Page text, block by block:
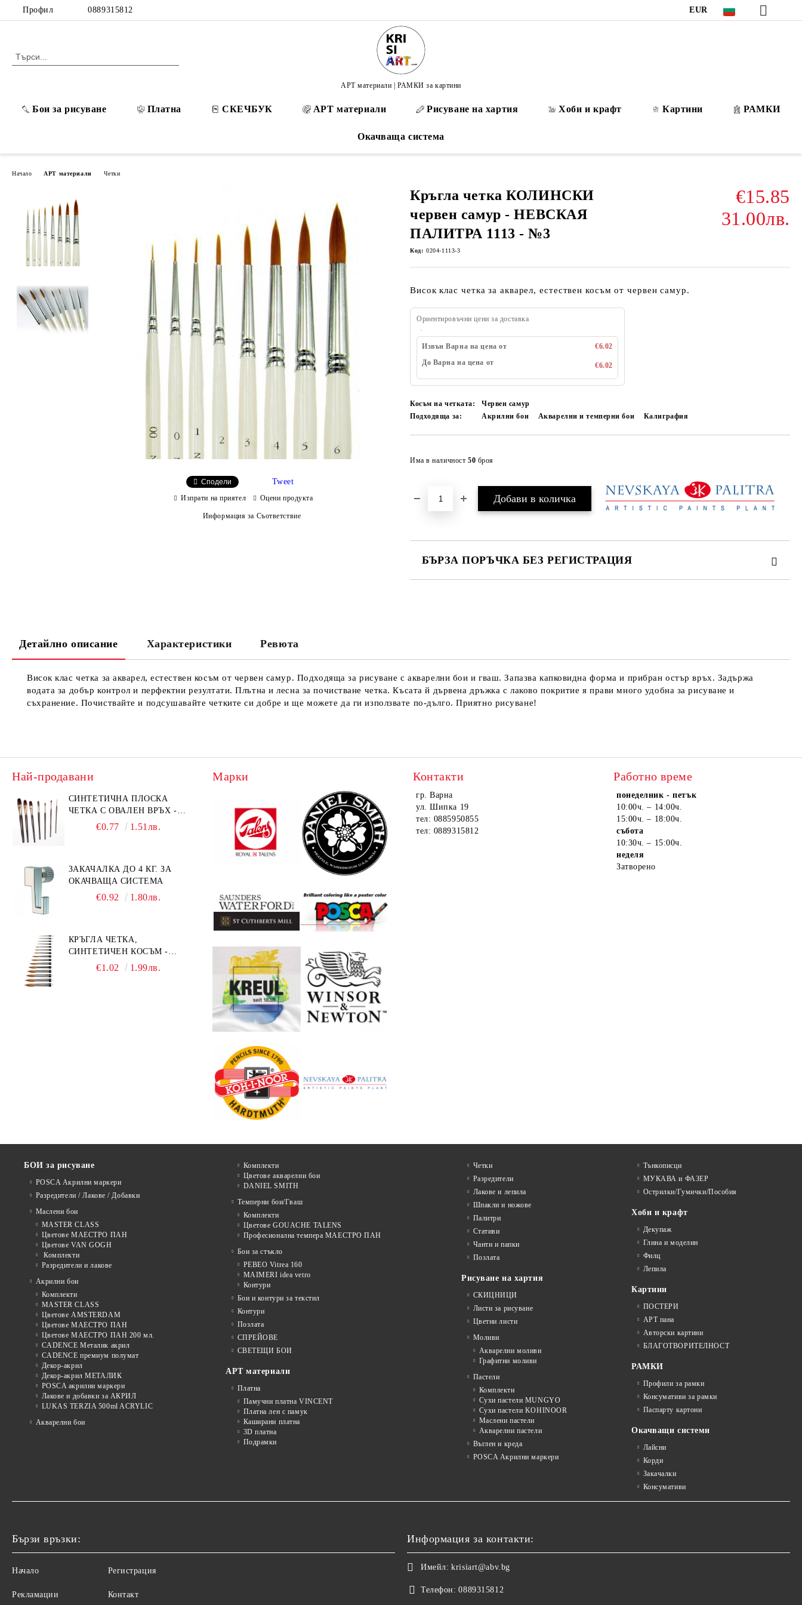
Профил 0889315812 EUR
АРТ материали | РАМКИ за картини
Бои за рисуване Платна СКЕЧБУК АРТ материали Рисуване на хартия Хоби и крафт Картини РАМКИ
Окачваща система
Начало АРТ материали Четки
Кръгла четка КОЛИНСКИ
червен самур - НЕВСКАЯ
ПАЛИТРА 1113 - №3
€15.85
31.00лв.
Код: 0204-1113-3
Висок клас четка за акварел, естествен косъм от червен самур.
Ориентировъчни цени за доставка
Извън Варна на цена от
€6.02
До Варна на цена от
€6.02
Косъм на четката:
Червен самур
Подходяща за:
Акрилни бои Акварелни и темперни бои Калиграфия
Има в наличност 50 броя
БЪРЗА ПОРЪЧКА БЕЗ РЕГИСТРАЦИЯ
Сподели Tweet
Изпрати на приятел Оцени продукта
Информация за Съответствие
Детайлно описание Характеристики Ревюта
Висок клас четка за акварел, естествен косъм от червен самур. Подходяща за рисуване с акварелни бои и гваш. Запазва капковидна форма и прибран остър връх. Задържа
водата за добър контрол и перфектни резултати. Плътна и лесна за почистване четка. Късата й дървена дръжка с лаково покритие я прави много удобна за рисуване и
съхранение. Почиствайте и подсушавайте четките си добре и ще можете да ги използвате по-дълго. Приятно рисуване!
Най-продавани
СИНТЕТИЧНА ПЛОСКА
ЧЕТКА С ОВАЛЕН ВРЪХ -
GIOCONDA 273 - №1/8
€0.77 1.51лв.
ЗАКАЧАЛКА ДО 4 КГ. ЗА
ОКАЧВАЩА СИСТЕМА
€0.92 1.80лв.
КРЪГЛА ЧЕТКА,
СИНТЕТИЧЕН КОСЪМ -
MILLENIUM 211 - №0
€1.02 1.99лв.
Марки Контакти
гр. Варна
ул. Шипка 19
тел: 0885950855
тел: 0889315812
Работно време
понеделник - петък
10:00ч. – 14:00ч.
15:00ч. – 18:00ч.
събота
10:30ч. – 15:00ч.
неделя
Затворено
БОИ за рисуване
POSCA Акрилни маркери
Разредители / Лакове / Добавки
Маслени бои
MASTER CLASS
Цветове МАЕСТРО ПАН
Цветове VAN GOGH
Комплекти
Разредители и лакове
Акрилни бои
Комплекти
MASTER CLASS
Цветове AMSTERDAM
Цветове МАЕСТРО ПАН
Цветове МАЕСТРО ПАН 200 мл.
CADENCE Металик акрил
CADENCE премиум полумат
Декор-акрил
Декор-акрил МЕТАЛИК
POSCA акрилни маркери
Лакове и добавки за АКРИЛ
LUKAS TERZIA 500ml ACRYLIC
Акварелни бои
Комплекти
Цветове акварелни бои
DANIEL SMITH
Темперни бои/Гваш
Комплекти
Цветове GOUACHE TALENS
Професионална темпера МАЕСТРО ПАН
Бои за стъкло
PEBEO Vitrea 160
MAIMERI idea vetro
Контури
Бои и контури за текстил
Контури
Позлата
СПРЕЙОВЕ
СВЕТЕЩИ БОИ
АРТ материали
Платна
Памучни платна VINCENT
Платна лен с памук
Каширани платна
3D платна
Подрамки
Четки
Разредители
Лакове и лепила
Шпакли и ножове
Палитри
Стативи
Чанти и папки
Позлата
Рисуване на хартия
СКИЦНИЦИ
Листи за рисуване
Цветни листи
Моливи
Акварелни моливи
Графитни моливи
Пастели
Комплекти
Сухи пастели MUNGYO
Сухи пастели KOHINOOR
Маслени пастели
Акварелни пастели
Въглен и креда
POSCA Акрилни маркери
Тънкописци
МУКАВА и ФАЗЕР
Острилки/Гумички/Пособия
Хоби и крафт
Декупаж
Глина и моделин
Филц
Лепила
Картини
ПОСТЕРИ
АРТ пана
Авторски картини
БЛАГОТВОРИТЕЛНОСТ
РАМКИ
Профили за рамки
Консумативи за рамки
Паспарту картони
Окачващи системи
Лайсни
Корди
Закачалки
Консумативи
Бързи връзки:
Начало
Рекламации
Регистрация
Контакт
Информация за контакти:
Имейл: krisiart@abv.bg
Телефон: 0889315812